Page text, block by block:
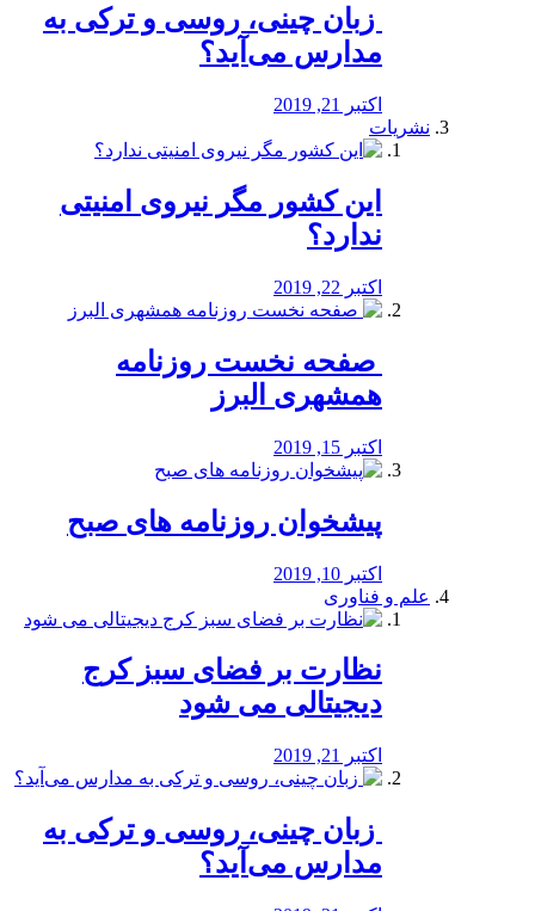
️ زبان چینی، روسی و ترکی به
مدارس می‌آید؟
اکتبر 21, 2019
نشریات
این کشور مگر نیروی امنیتی
ندارد؟
اکتبر 22, 2019
️ صفحه نخست روزنامه‌
همشهری البرز
اکتبر 15, 2019
پیشخوان روزنامه های صبح
اکتبر 10, 2019
علم و فناوری
نظارت بر فضای سبز کرج
دیجیتالی می شود
اکتبر 21, 2019
️ زبان چینی، روسی و ترکی به
مدارس می‌آید؟